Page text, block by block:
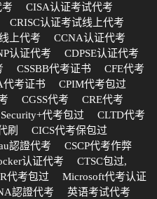
CISA认证考试代考
CRISC认证考试线上代考
上代考
CCNA认证代考
认证代考
CDPSE认证代考
CSSBB代考证书
CFE代考
代考证书
CPIM代考包过
CGSS代考
CRE代考
Security+代考包过
CLTD代考
刷
CICS代考保包过
認證代考
CSCP代考作弊
认证代考
CTSC包过,
代考包过
Microsoft代考认证
認證代考
英语考试代考